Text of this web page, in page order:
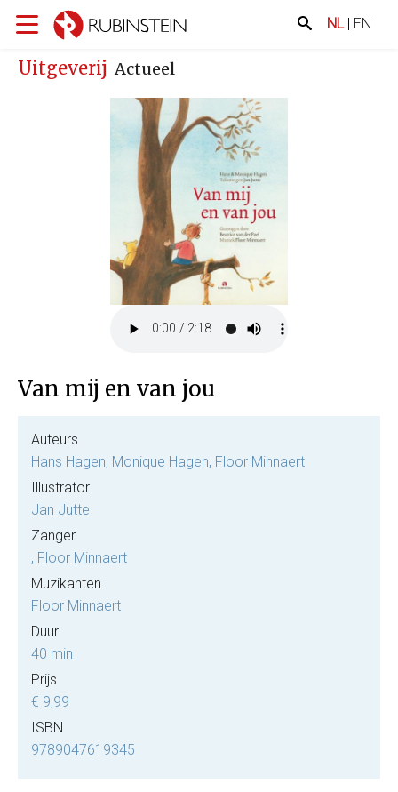
NL| EN
Uitgeverij Actueel
Van mij en van jou
Auteurs
Hans Hagen, Monique Hagen, Floor Minnaert
Illustrator
Jan Jutte
Zanger
, Floor Minnaert
Muzikanten
Floor Minnaert
Duur
40 min
Prijs
€ 9,99
ISBN
9789047619345